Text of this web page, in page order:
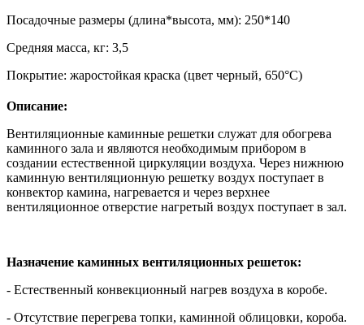
Посадочные размеры (длина*высота, мм): 250*140
Средняя масса, кг: 3,5
Покрытие: жаростойкая краска (цвет черный, 650°С)
Описание:
Вентиляционные каминные решетки служат для обогрева
каминного зала и являются необходимым прибором в
создании естественной циркуляции воздуха. Через нижнюю
каминную вентиляционную решетку воздух поступает в
конвектор камина, нагревается и через верхнее
вентиляционное отверстие нагретый воздух поступает в зал.
Назначение каминных вентиляционных решеток:
- Естественный конвекционный нагрев воздуха в коробе.
- Отсутствие перегрева топки, каминной облицовки, короба.